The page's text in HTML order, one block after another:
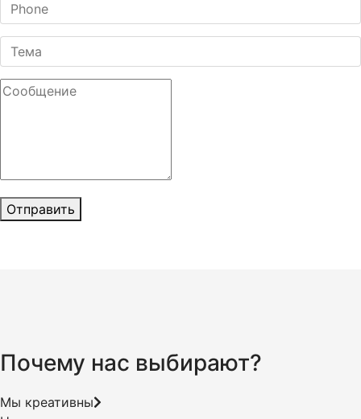
Отправить
Почему нас выбирают?
Мы креативны